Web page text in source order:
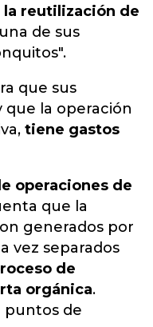
la reutilización de
de sus
que sus
que la operación
tiene gastos
operaciones de
que la
generados por
vez separados
de
orgánica.
puntos de